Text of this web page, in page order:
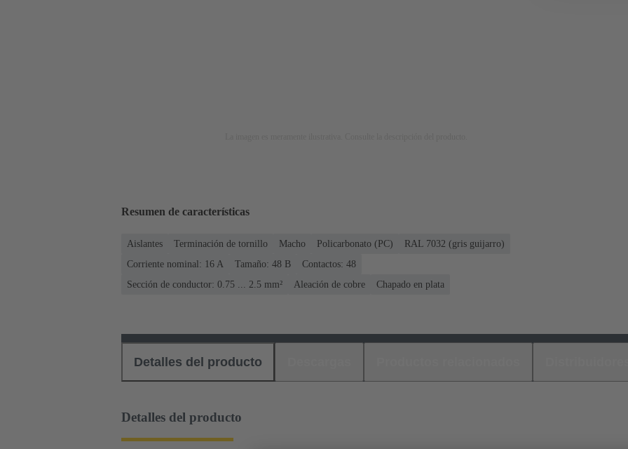
Resumen de características
Aislantes Terminación de tornillo Macho Policarbonato (PC)
RAL 7032 (gris guijarro)
Corriente nominal: ‌16 A
Tamaño: 48 B
Contactos: 48
Sección de conductor: 0.75 ... 2.5 mm²
Aleación de cobre Chapado en plata
Detalles del producto
Detalles del producto